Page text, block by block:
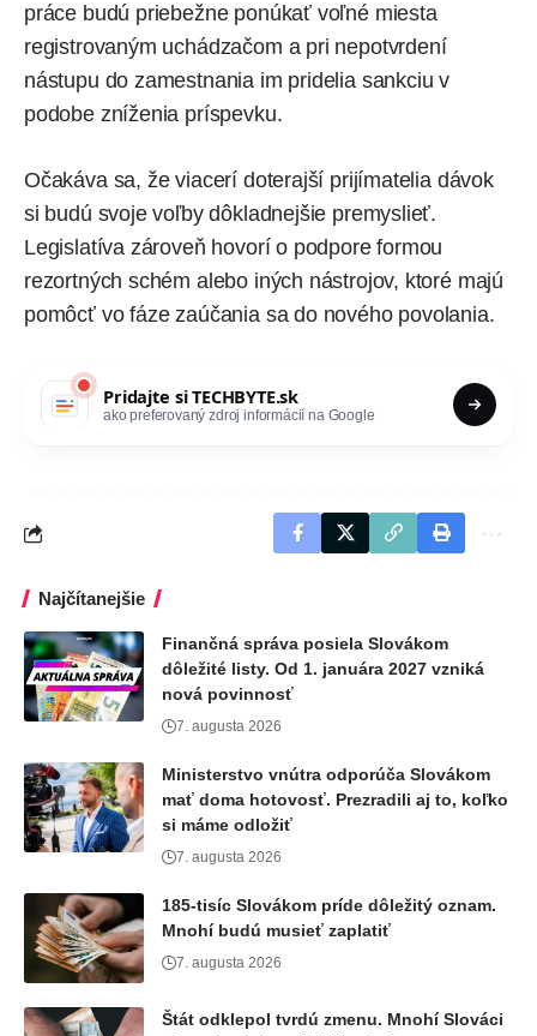
práce budú priebežne ponúkať voľné miesta
registrovaným uchádzačom a pri nepotvrdení
nástupu do zamestnania im pridelia sankciu v
podobe zníženia príspevku.
Očakáva sa, že viacerí doterajší prijímatelia dávok
si budú svoje voľby dôkladnejšie premyslieť.
Legislatíva zároveň hovorí o podpore formou
rezortných schém alebo iných nástrojov, ktoré majú
pomôcť vo fáze zaúčania sa do nového povolania.
Pridajte siTECHBYTE.sk
ako preferovaný zdroj informácií na Google
Najčítanejšie
Finančná správa posiela Slovákom
dôležité listy. Od 1. januára 2027 vzniká
nová povinnosť
7. augusta 2026
Ministerstvo vnútra odporúča Slovákom
mať doma hotovosť. Prezradili aj to, koľko
si máme odložiť
7. augusta 2026
185-tisíc Slovákom príde dôležitý oznam.
Mnohí budú musieť zaplatiť
7. augusta 2026
Štát odklepol tvrdú zmenu. Mnohí Slováci